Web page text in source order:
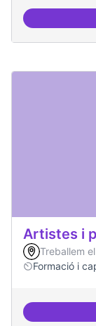
Artistes i
Treballem
Formació i